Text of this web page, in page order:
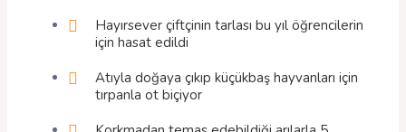
Hayırsever çiftçinin tarlası bu yıl öğrencilerin
için hasat edildi
Atıyla doğaya çıkıp küçükbaş hayvanları için
tırpanla ot biçiyor